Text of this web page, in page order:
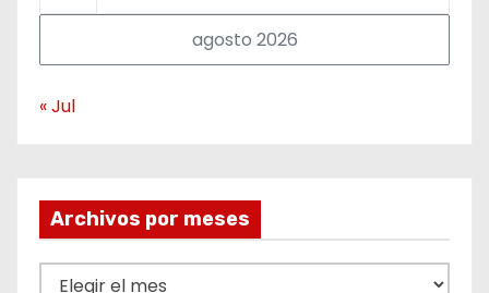
agosto 2026
« Jul
Archivos por meses